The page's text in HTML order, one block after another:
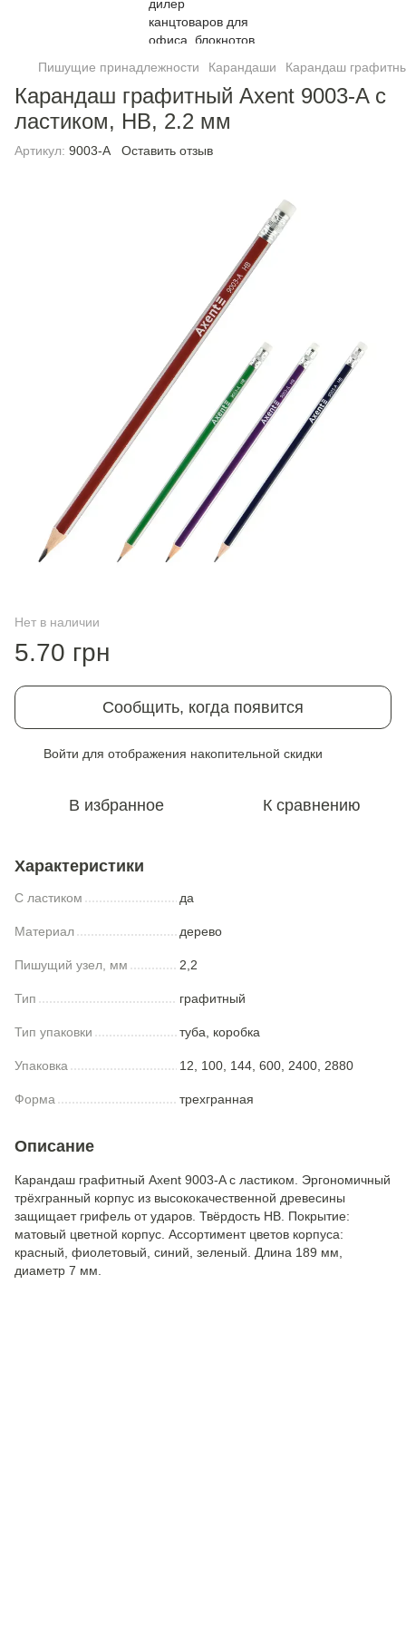
Пишущие принадлежности Карандаши Карандаш
Карандаш графитный Axent 9003-A с
ластиком, HB, 2.2 мм
Артикул: 9003-A Оставить отзыв
Нет в наличии
5.70 грн
Сообщить, когда появится
Войти для отображения накопительной скидки
В избранное К сравнению
Характеристики
С ластиком да
Материал дерево
Пишущий узел, мм 2,2
Тип графитный
Тип упаковки туба, коробка
Упаковка 12, 100, 144, 600, 2400, 2880
Форма трехгранная
Описание
Карандаш графитный Axent 9003-A с ластиком. Эргономичный
трёхгранный корпус из высококачественной древесины
защищает грифель от ударов. Твёрдость HB. Покрытие:
матовый цветной корпус. Ассортимент цветов корпуса:
красный, фиолетовый, синий, зеленый. Длина 189 мм,
диаметр 7 мм.